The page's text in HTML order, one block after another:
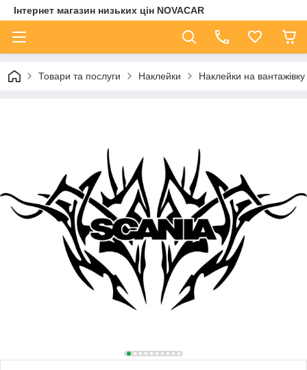
Інтернет магазин низьких цін NOVACAR
Товари та послуги Наклейки Наклейки на вантажівку